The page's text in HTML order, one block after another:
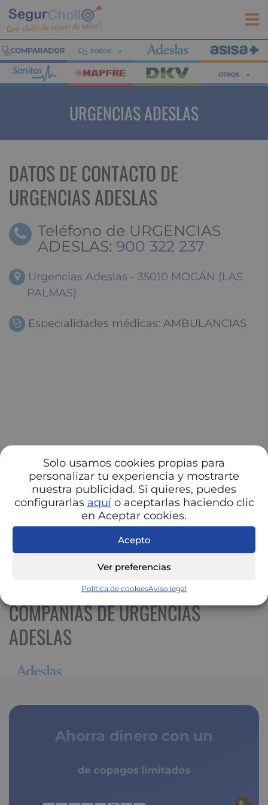
Solo usamos cookies propias para
personalizar tu experiencia y mostrarte
nuestra publicidad. Si quieres, puedes
configurarlas aquío aceptarlas haciendo clic
en Aceptar cookies.
Acepto
Ver preferencias
Política de cookiesAviso legal
FOROS
OTROS
URGENCIAS ADESLAS
DATOS DE CONTACTO DE
URGENCIAS ADESLAS
Teléfono de URGENCIAS
ADESLAS: 900 322 237
Urgencias Adeslas - 35010 MOGÁN (LAS
PALMAS)
Especialidades médicas: AMBULANCIAS
COMPAÑÍAS DE URGENCIAS
ADESLAS
Ahorra dinero con un
de copagos limitados